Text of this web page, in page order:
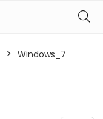
Windows_7